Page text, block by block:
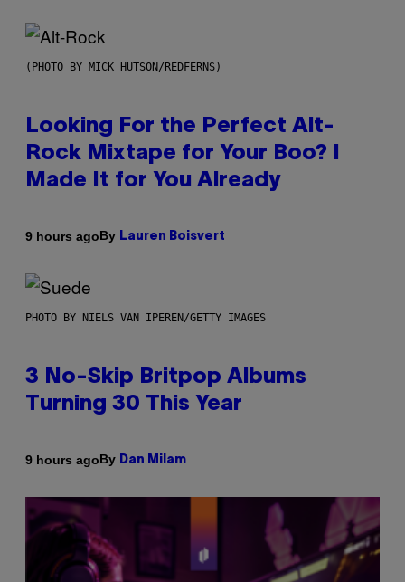
(PHOTO BY MICK HUTSON/REDFERNS)
Looking For the Perfect Alt-
Rock Mixtape for Your Boo? I
Made It for You Already
9 hours agoBy Lauren Boisvert
PHOTO BY NIELS VAN IPEREN/GETTY IMAGES
3 No-Skip Britpop Albums
Turning 30 This Year
9 hours agoBy Dan Milam